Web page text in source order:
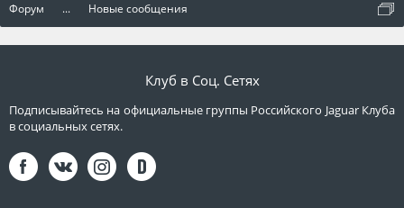
Форум ... Новые сообщения
Клуб в Соц. Сетях
Подписывайтесь на официальные группы Российского Jaguar Клуба
в социальных сетях.